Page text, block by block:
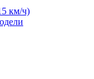
км/ч)